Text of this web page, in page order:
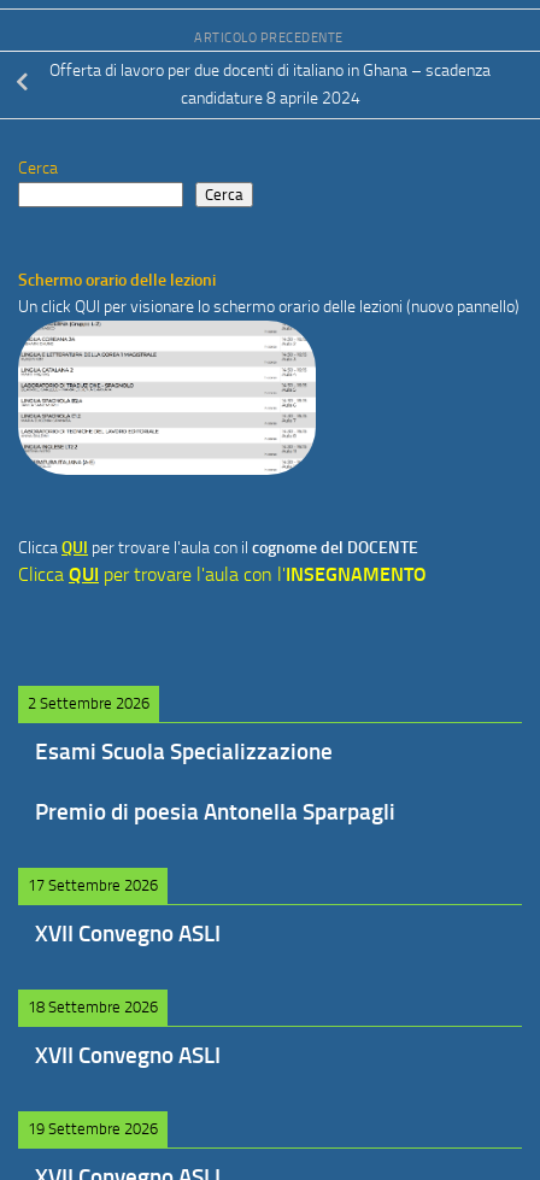
ARTICOLO PRECEDENTE
Offerta di lavoro per due docenti di italiano in Ghana – scadenza
candidature 8 aprile 2024
Cerca
Cerca
Schermo orario delle lezioni
Un click QUI per visionare lo schermo orario delle lezioni (nuovo pannello)
CliccaQUI per trovare l'aula con il cognome del DOCENTE
Clicca QUI per trovare l'aula con l'INSEGNAMENTO
2 Settembre 2026
Esami Scuola Specializzazione
Premio di poesia Antonella Sparpagli
17 Settembre 2026
XVII Convegno ASLI
18 Settembre 2026
XVII Convegno ASLI
19 Settembre 2026